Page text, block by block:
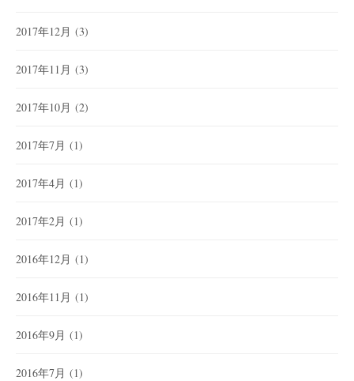
2017年12月 (3)
2017年11月 (3)
2017年10月 (2)
2017年7月 (1)
2017年4月 (1)
2017年2月 (1)
2016年12月 (1)
2016年11月 (1)
2016年9月 (1)
2016年7月 (1)